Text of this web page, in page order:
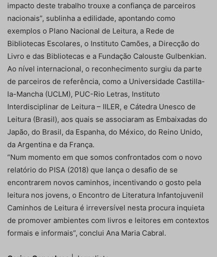
impacto deste trabalho trouxe a confiança de parceiros
nacionais”, sublinha a edilidade, apontando como
exemplos o Plano Nacional de Leitura, a Rede de
Bibliotecas Escolares, o Instituto Camões, a Direcção do
Livro e das Bibliotecas e a Fundação Calouste Gulbenkian.
Ao nível internacional, o reconhecimento surgiu da parte
de parceiros de referência, como a Universidade Castilla-
la-Mancha (UCLM), PUC-Rio Letras, Instituto
Interdisciplinar de Leitura – IILER, e Cátedra Unesco de
Leitura (Brasil), aos quais se associaram as Embaixadas do
Japão, do Brasil, da Espanha, do México, do Reino Unido,
da Argentina e da França.
“Num momento em que somos confrontados com o novo
relatório do PISA (2018) que lança o desafio de se
encontrarem novos caminhos, incentivando o gosto pela
leitura nos jovens, o Encontro de Literatura Infantojuvenil
Caminhos de Leitura é irreversível nesta procura inquieta
de promover ambientes com livros e leitores em contextos
formais e informais”, conclui Ana Maria Cabral.